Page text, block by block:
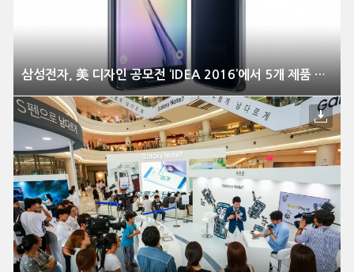
삼성전자, 美 디자인 공모전 ‘IDEA 2016’에서 5개 제품 수상